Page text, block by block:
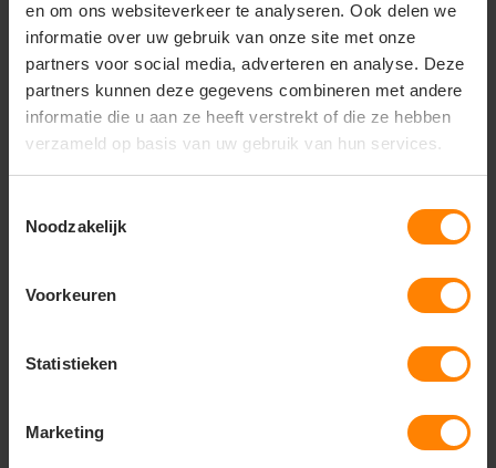
en om ons websiteverkeer te analyseren. Ook delen we
informatie over uw gebruik van onze site met onze
partners voor social media, adverteren en analyse. Deze
partners kunnen deze gegevens combineren met andere
informatie die u aan ze heeft verstrekt of die ze hebben
verzameld op basis van uw gebruik van hun services.
Noodzakelijk
Voorkeuren
Statistieken
Marketing
Vragen? Neem contact
op met onze
klantenservice
call +31(0)418 511 972
mail info@jobopromotions.nl
store Bezoek onze showroom:
Provincialeweg 59 - Velddriel
Items van productcarrousel